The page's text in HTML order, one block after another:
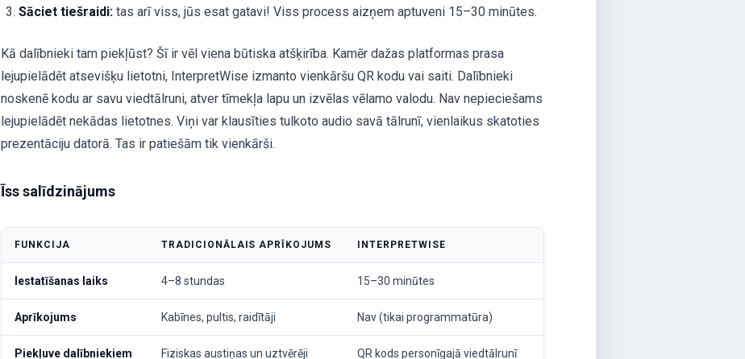
Sāciet tiešraidi: tas arī viss, jūs esat gatavi! Viss process aizņem aptuveni 15–30 minūtes.
Kā dalībnieki tam piekļūst? Šī ir vēl viena būtiska atšķirība. Kamēr dažas platformas prasa
lejupielādēt atsevišķu lietotni, InterpretWise izmanto vienkāršu QR kodu vai saiti. Dalībnieki
noskenē kodu ar savu viedtālruni, atver tīmekļa lapu un izvēlas vēlamo valodu. Nav nepieciešams
lejupielādēt nekādas lietotnes. Viņi var klausīties tulkoto audio savā tālrunī, vienlaikus skatoties
prezentāciju datorā. Tas ir patiešām tik vienkārši.
Īss salīdzinājums
FUNKCIJA TRADICIONĀLAIS APRĪKOJUMS INTERPRETWISE
Iestatīšanas laiks 4–8 stundas 15–30 minūtes
Aprīkojums Kabīnes, pultis, raidītāji Nav (tikai programmatūra)
Piekļuve dalībniekiem Fiziskas austiņas un uztvērēji QR kods personīgajā viedtālrunī